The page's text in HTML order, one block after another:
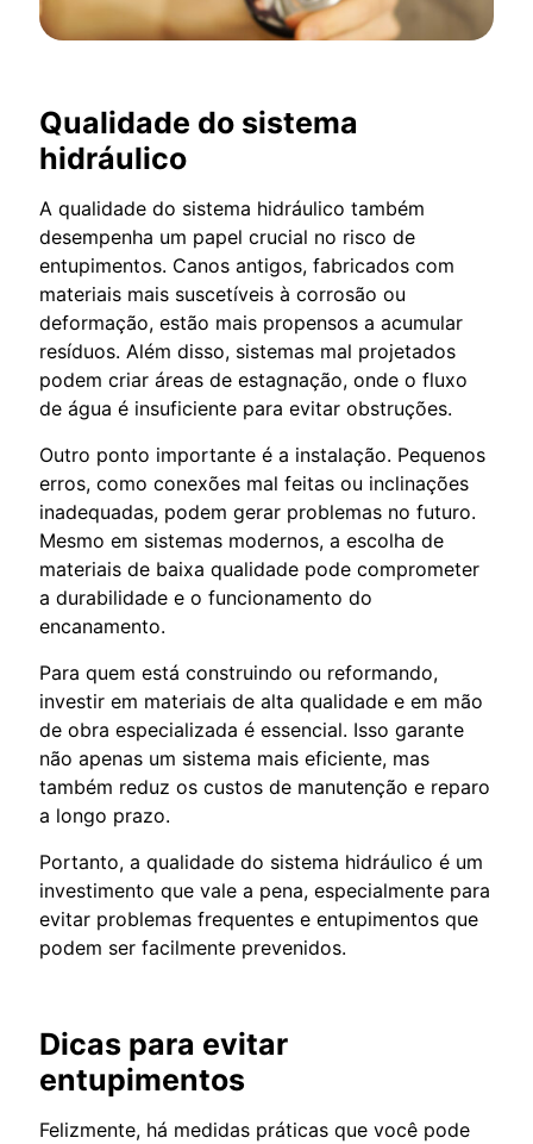
Qualidade do sistema
hidráulico
A qualidade do sistema hidráulico também
desempenha um papel crucial no risco de
entupimentos. Canos antigos, fabricados com
materiais mais suscetíveis à corrosão ou
deformação, estão mais propensos a acumular
resíduos. Além disso, sistemas mal projetados
podem criar áreas de estagnação, onde o fluxo
de água é insuficiente para evitar obstruções.
Outro ponto importante é a instalação. Pequenos
erros, como conexões mal feitas ou inclinações
inadequadas, podem gerar problemas no futuro.
Mesmo em sistemas modernos, a escolha de
materiais de baixa qualidade pode comprometer
a durabilidade e o funcionamento do
encanamento.
Para quem está construindo ou reformando,
investir em materiais de alta qualidade e em mão
de obra especializada é essencial. Isso garante
não apenas um sistema mais eficiente, mas
também reduz os custos de manutenção e reparo
a longo prazo.
Portanto, a qualidade do sistema hidráulico é um
investimento que vale a pena, especialmente para
evitar problemas frequentes e entupimentos que
podem ser facilmente prevenidos.
Dicas para evitar
entupimentos
Felizmente, há medidas práticas que você pode